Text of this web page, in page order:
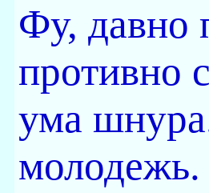
Фу, давно
противно
ума